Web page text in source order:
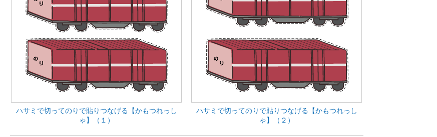
ハサミで切ってのりで貼りつなげる【かもつれっし
ゃ】（１）
ハサミで切ってのりで貼りつなげる【かもつれっし
ゃ】（２）